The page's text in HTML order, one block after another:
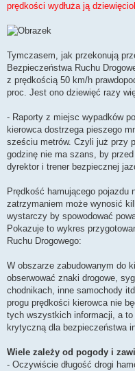
prędkości wydłuża ją
Tymczasem, jak przekonują
Bezpieczeństwa Ruchu
z prędkością 50 km/h
proc. Jest ono dziewięć razy
- Raporty z miejsc wypadków
kierowca dostrzega pieszego
sześciu metrów. Czyli już przy
godzinę nie ma szans, by
dyrektor i trener bezpiecznej
Prędkość hamującego pojazdu
zatrzymaniem może wynosić
wystarczy by spowodować
Pokazuje to wykres
Ruchu Drogowego:
W obszarze zabudowanym do
obserwować znaki drogowe,
chodnikach, inne samochody
progu prędkości kierowca nie
tych wszystkich informacji, a
krytyczną dla bezpieczeństwa
Wiele zależy od pogody i
- Oczywiście długość drogi